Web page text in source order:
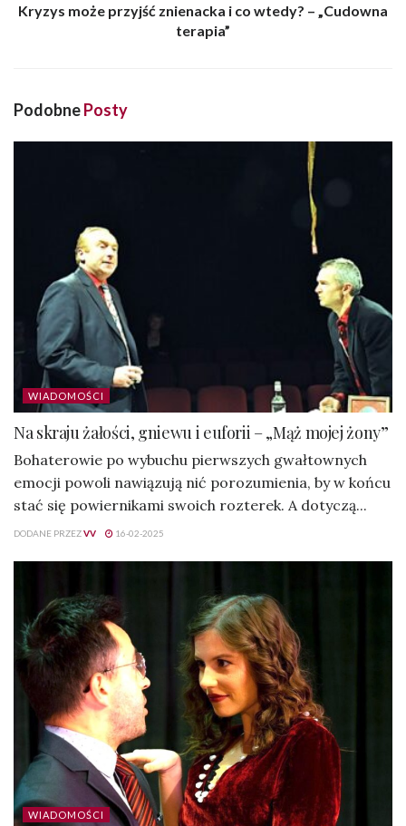
Kryzys może przyjść znienacka i co wtedy? – „Cudowna
terapia”
PodobnePosty
WIADOMOŚCI
Na skraju żałości, gniewu i euforii – „Mąż mojej żony”
Bohaterowie po wybuchu pierwszych gwałtownych
emocji powoli nawiązują nić porozumienia, by w końcu
stać się powiernikami swoich rozterek. A dotyczą...
DODANE PRZEZVV 16-02-2025
WIADOMOŚCI